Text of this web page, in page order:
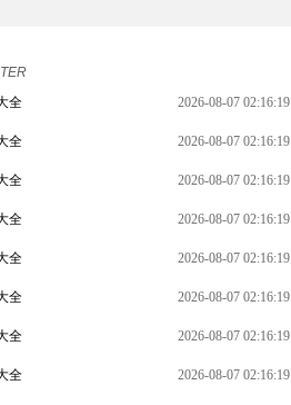
+
2026-08-07 02:16:19
全
2026-08-07 02:16:19
全
2026-08-07 02:16:19
全
2026-08-07 02:16:19
全
2026-08-07 02:16:19
全
2026-08-07 02:16:19
全
2026-08-07 02:16:19
全
2026-08-07 02:16:19
全